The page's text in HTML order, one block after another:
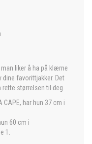
liker å ha på klærne
dine favorittjakker. Det
størrelsen til deg.
CAPE, har hun 37 cm i
60 cm i
1.